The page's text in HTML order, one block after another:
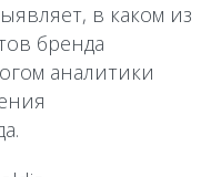
в каком из
бренда
аналитики